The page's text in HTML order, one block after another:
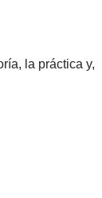
la práctica y,